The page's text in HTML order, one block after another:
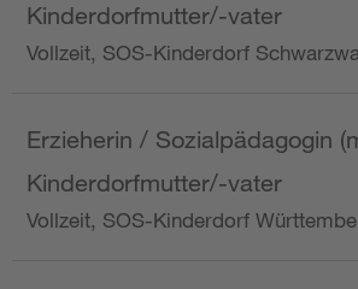
Kinderdorfmutter/-vater
Vollzeit, SOS-Kinderdorf
Erzieherin / Sozialpädagogin
Kinderdorfmutter/-vater
Vollzeit, SOS-Kinderdorf